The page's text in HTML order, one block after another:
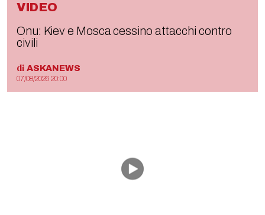
VIDEO
Onu: Kiev e Mosca cessino attacchi contro
civili
di ASKANEWS
07/08/2026 20:00